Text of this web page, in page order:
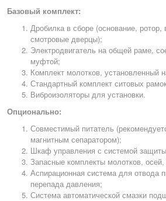
Базовый комплект:
Дробилка в сборе (основание, ротор,
смотровые дверцы);
Электродвигатель на общей раме,
муфтой;
Комплект молотков, установленный
Стандартный комплект ситовых
Виброизоляторы для установки.
Опционально:
Совместимый питатель
магнитным сепаратором);
Шкаф управления с системой
Запасные комплекты молотков,
Аспирационная система для отвода
перепада давления;
Система автоматической смазки